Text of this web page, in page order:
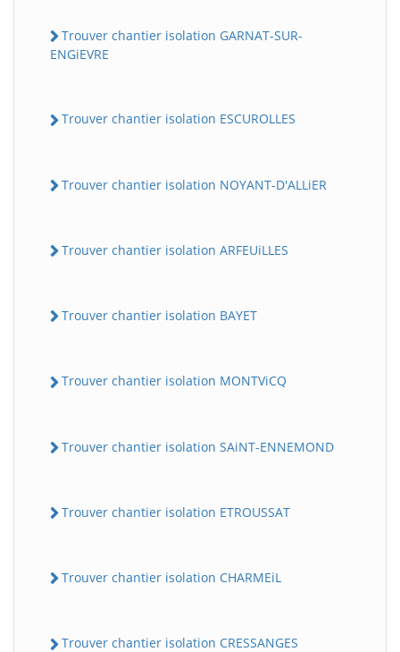
Trouver chantier isolation GARNAT-SUR-
ENGiEVRE
Trouver chantier isolation ESCUROLLES
Trouver chantier isolation NOYANT-D'ALLiER
Trouver chantier isolation ARFEUiLLES
Trouver chantier isolation BAYET
Trouver chantier isolation MONTViCQ
Trouver chantier isolation SAiNT-ENNEMOND
Trouver chantier isolation ETROUSSAT
Trouver chantier isolation CHARMEiL
Trouver chantier isolation CRESSANGES
BatiWebPro